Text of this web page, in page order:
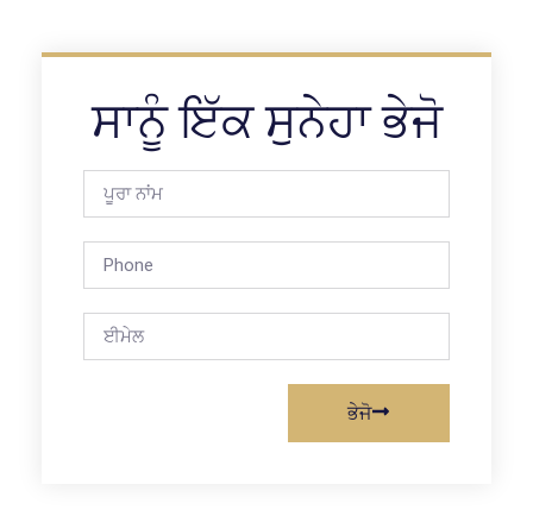
ਸਾਨੂੰ ਇੱਕ ਸੁਨੇਹਾ ਭੇਜੋ
ਭੇਜੋ